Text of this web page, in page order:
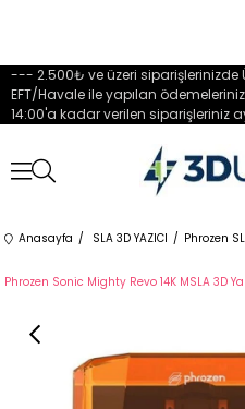
--- 2.500₺ ve üzeri siparişlerinizde
EFT/Havale ile yapılan
14:00'a kadar verilen siparişleriniz
Anasayfa SLA 3D YAZICI Phrozen
Phrozen Sonic Mighty Revo 14K MSLA 3D